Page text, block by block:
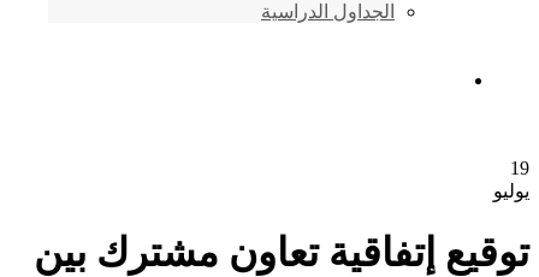
الجداول الدراسية
19
يوليو
توقيع إتفاقية تعاون مشترك بين